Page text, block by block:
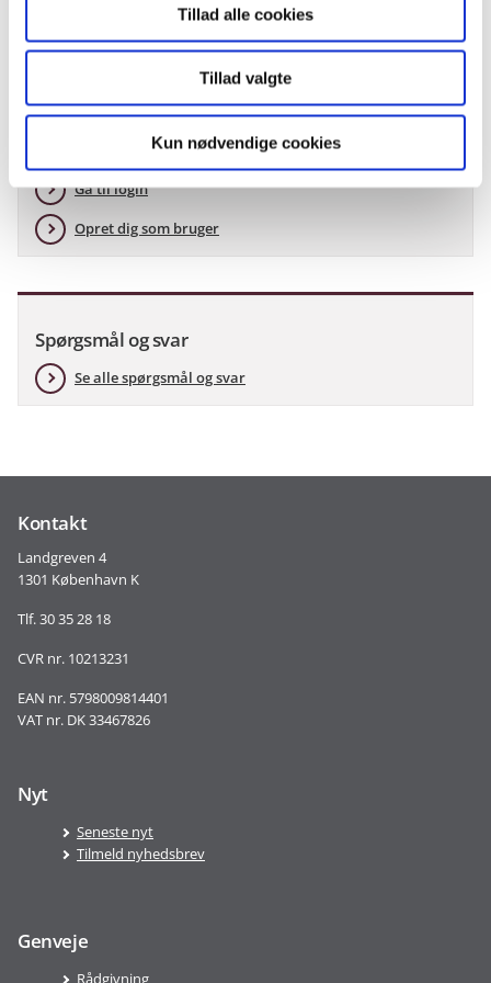
Tillad alle cookies
Tillad valgte
Kun nødvendige cookies
Kontakt os
Skriv til Rådgivningsenheden.
Gå til login
Opret dig som bruger
Spørgsmål og svar
Se alle spørgsmål og svar
Kontakt
Landgreven 4
1301 København K
Tlf. 30 35 28 18
CVR nr. 10213231
EAN nr. 5798009814401
VAT nr. DK 33467826
Nyt
Seneste nyt
Tilmeld nyhedsbrev
Genveje
Rådgivning